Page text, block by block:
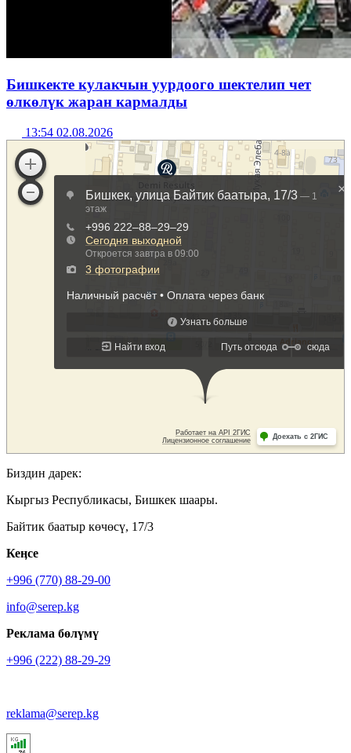
Бишкекте кулакчын уурдоого шектелип чет
өлкөлүк жаран кармалды
13:54 02.08.2026
Биздин дарек:
Кыргыз Республикасы, Бишкек шаары.
Байтик баатыр көчөсү, 17/3
Кеӊсе
+996 (770) 88-29-00
info@serep.kg
Реклама бөлүмү
+996 (222) 88-29-29
reklama@serep.kg